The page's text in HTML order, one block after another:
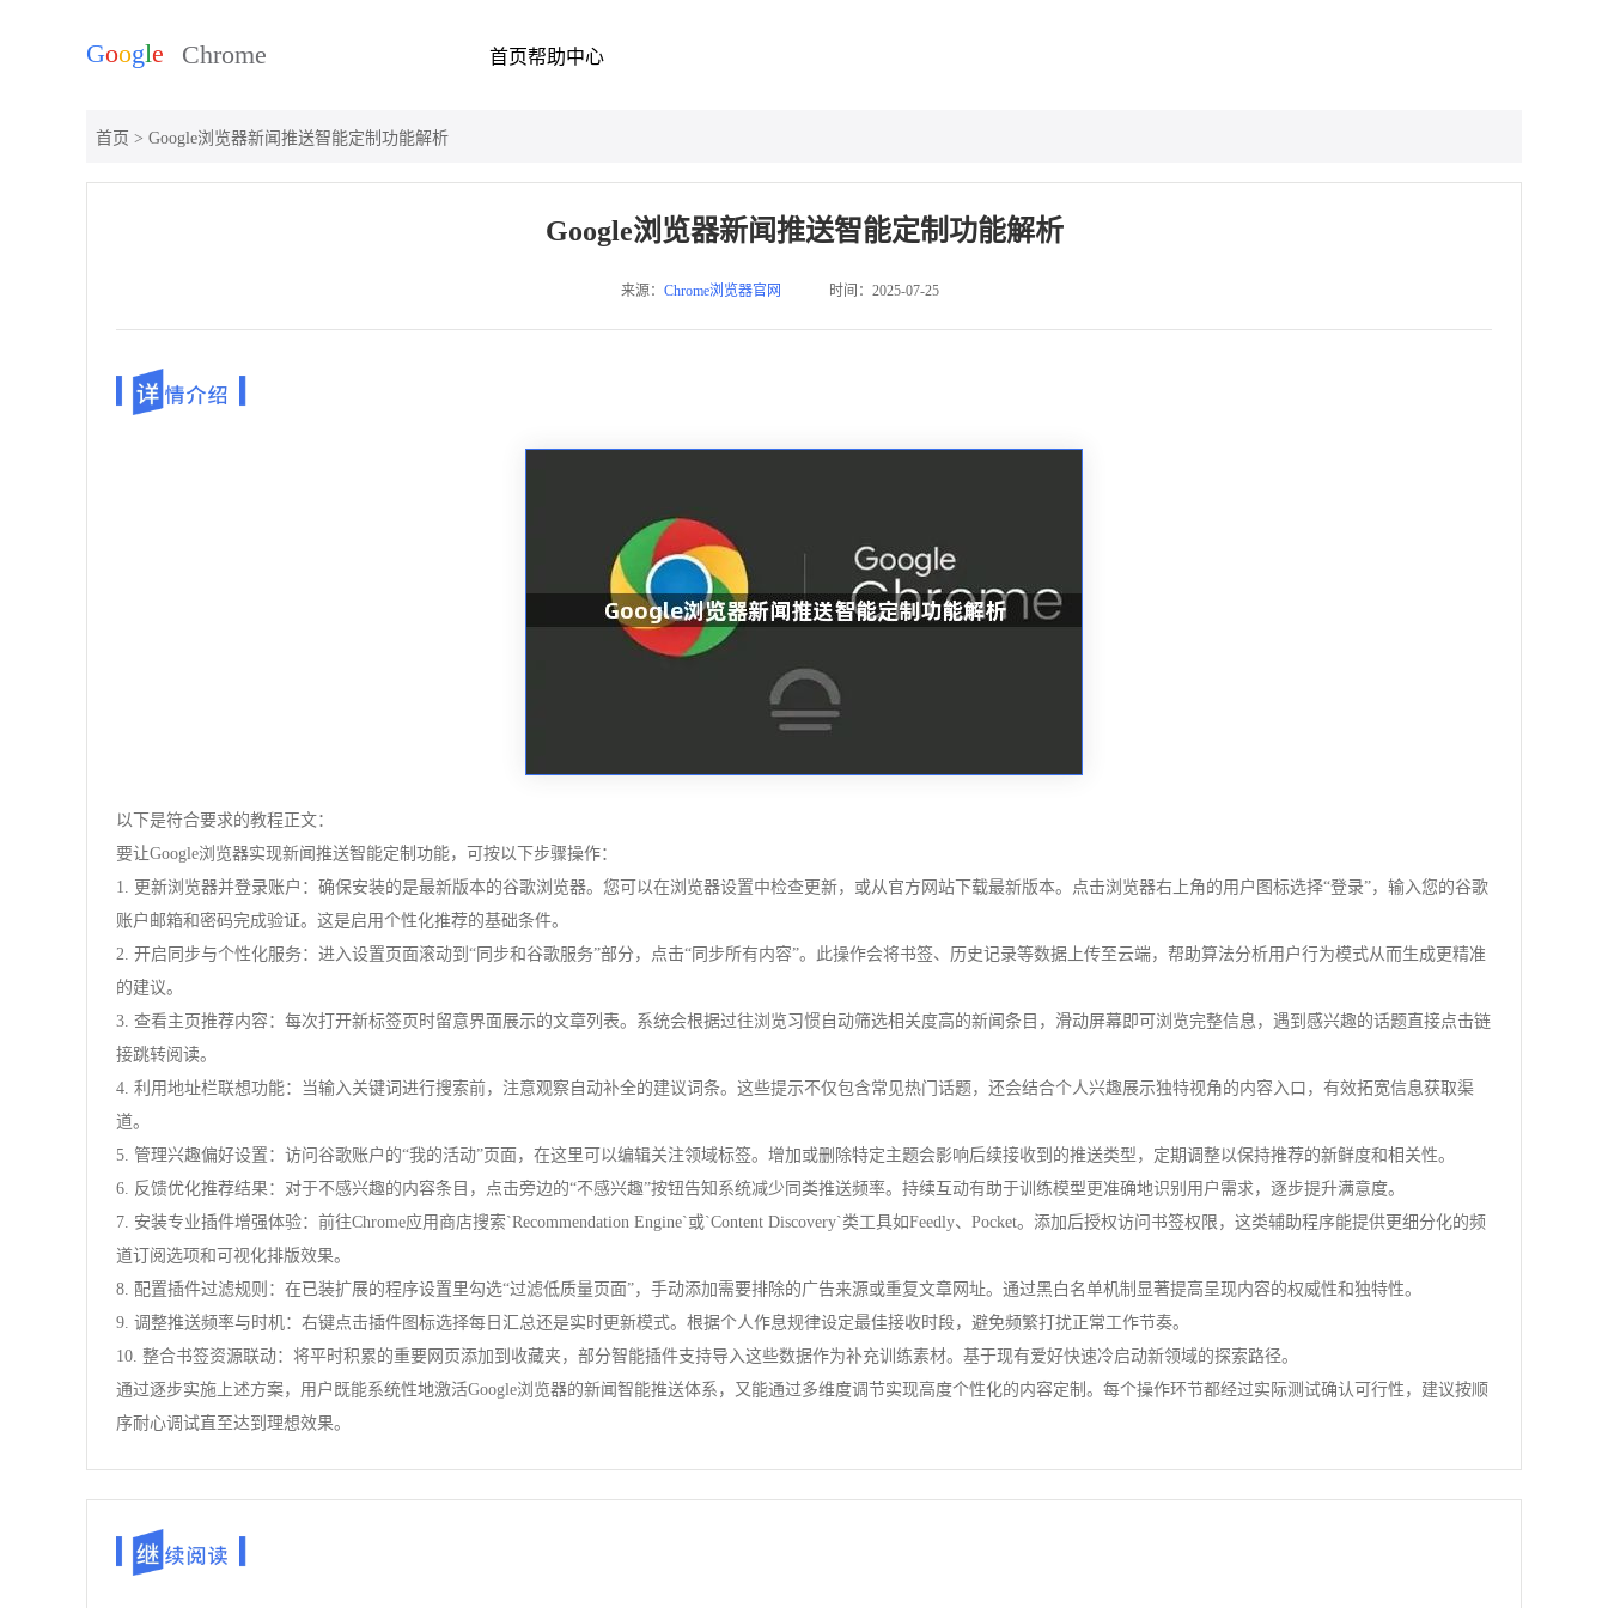
首页帮助中心
首页 > Google浏览器新闻推送智能定制功能解析
Google浏览器新闻推送智能定制功能解析
来源： Chrome浏览器官网 时间：2025-07-25
以下是符合要求的教程正文：
要让Google浏览器实现新闻推送智能定制功能，可按以下步骤操作：
1. 更新浏览器并登录账户：确保安装的是最新版本的谷歌浏览器。您可以在浏览器设置中检查更新，或从官方网站下载最新版本。点击浏览器右上角的用户图标选择“登录”，输入您的谷歌
账户邮箱和密码完成验证。这是启用个性化推荐的基础条件。
2. 开启同步与个性化服务：进入设置页面滚动到“同步和谷歌服务”部分，点击“同步所有内容”。此操作会将书签、历史记录等数据上传至云端，帮助算法分析用户行为模式从而生成更精准
的建议。
3. 查看主页推荐内容：每次打开新标签页时留意界面展示的文章列表。系统会根据过往浏览习惯自动筛选相关度高的新闻条目，滑动屏幕即可浏览完整信息，遇到感兴趣的话题直接点击链
接跳转阅读。
4. 利用地址栏联想功能：当输入关键词进行搜索前，注意观察自动补全的建议词条。这些提示不仅包含常见热门话题，还会结合个人兴趣展示独特视角的内容入口，有效拓宽信息获取渠
道。
5. 管理兴趣偏好设置：访问谷歌账户的“我的活动”页面，在这里可以编辑关注领域标签。增加或删除特定主题会影响后续接收到的推送类型，定期调整以保持推荐的新鲜度和相关性。
6. 反馈优化推荐结果：对于不感兴趣的内容条目，点击旁边的“不感兴趣”按钮告知系统减少同类推送频率。持续互动有助于训练模型更准确地识别用户需求，逐步提升满意度。
7. 安装专业插件增强体验：前往Chrome应用商店搜索`Recommendation Engine`或`Content Discovery`类工具如Feedly、Pocket。添加后授权访问书签权限，这类辅助程序能提供更细分化的频
道订阅选项和可视化排版效果。
8. 配置插件过滤规则：在已装扩展的程序设置里勾选“过滤低质量页面”，手动添加需要排除的广告来源或重复文章网址。通过黑白名单机制显著提高呈现内容的权威性和独特性。
9. 调整推送频率与时机：右键点击插件图标选择每日汇总还是实时更新模式。根据个人作息规律设定最佳接收时段，避免频繁打扰正常工作节奏。
10. 整合书签资源联动：将平时积累的重要网页添加到收藏夹，部分智能插件支持导入这些数据作为补充训练素材。基于现有爱好快速冷启动新领域的探索路径。
通过逐步实施上述方案，用户既能系统性地激活Google浏览器的新闻智能推送体系，又能通过多维度调节实现高度个性化的内容定制。每个操作环节都经过实际测试确认可行性，建议按顺
序耐心调试直至达到理想效果。